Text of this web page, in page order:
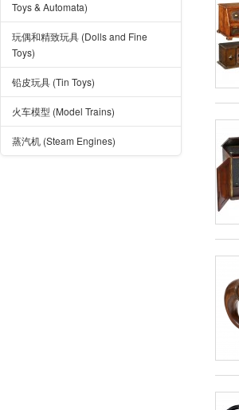
Toys & Automata)
玩偶和精致玩具 (Dolls and Fine
Toys)
铅皮玩具 (Tin Toys)
火车模型 (Model Trains)
蒸汽机 (Steam Engines)